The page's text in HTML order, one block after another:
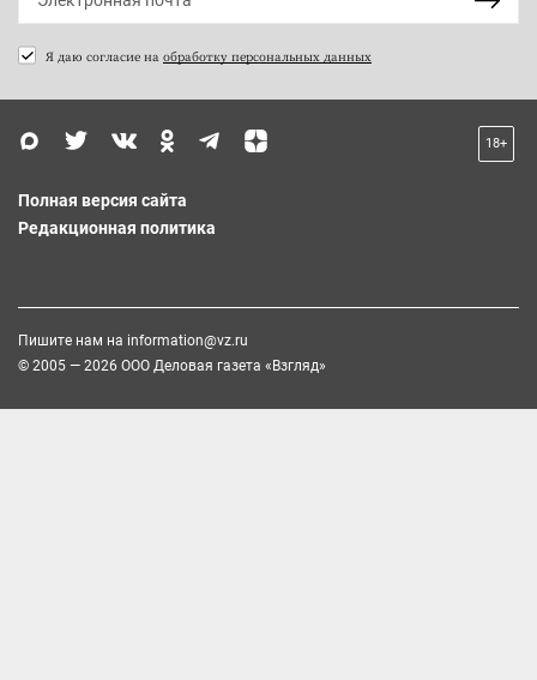
Я даю согласие на обработку персональных данных
18+
Полная версия сайта
Редакционная политика
Пишите нам на information@vz.ru
© 2005 — 2026 ООО Деловая газета «Взгляд»